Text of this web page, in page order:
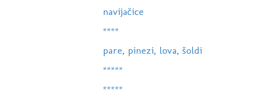
navijačice
****
pare, pinezi, lova, šoldi
*****
*****